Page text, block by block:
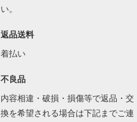
い。
返品送料
着払い
不良品
内容相違・破損・損傷等で返品・交
換を希望される場合は下記までご連